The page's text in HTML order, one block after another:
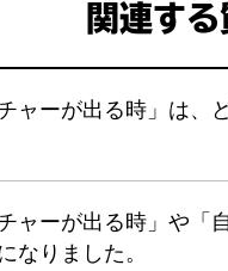
関連する
ャーが出る時」は、
ャーが出る時」や「
なりました。